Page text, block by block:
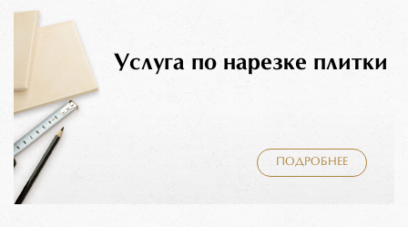
Услуга по нарезке плитки
ПОДРОБНЕЕ